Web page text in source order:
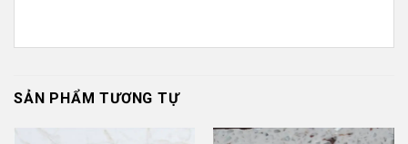
SẢN PHẨM TƯƠNG TỰ